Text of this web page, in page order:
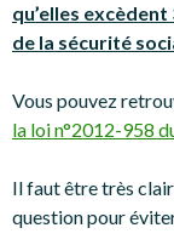
qu’elles
de la sécurité
Vous pouvez
la loi n°2012-958
Il faut être très
question pour